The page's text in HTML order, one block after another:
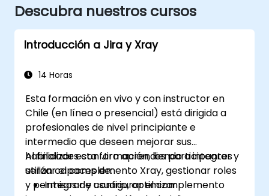
Descubra nuestros cursos
Introducción a Jira y Xray
14 Horas
Esta formación en vivo y con instructor en
Chile (en línea o presencial) está dirigida a
profesionales de nivel principiante e
intermedio que deseen mejorar sus
habilidades con Jira aprendiendo a integrar y
utilizar el complemento Xray, gestionar roles
y permisos de usuario, optimizar
Al finalizar esta formación, los participantes
serán capaces de:
Integrar y configurar el complemento